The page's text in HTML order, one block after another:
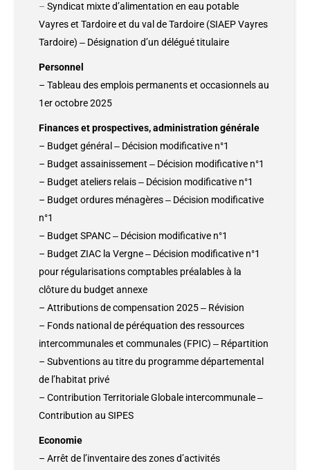
–Syndicat mixte d’alimentation en eau potable
Vayres et Tardoire et du val de Tardoire (SIAEP Vayres
Tardoire) ‒ Désignation d’un délégué titulaire
Personnel
– Tableau des emplois permanents et occasionnels au
1er octobre 2025
Finances et prospectives, administration générale
– Budget général ‒ Décision modificative n°1
– Budget assainissement ‒ Décision modificative n°1
– Budget ateliers relais ‒ Décision modificative n°1
– Budget ordures ménagères ‒ Décision modificative
n°1
– Budget SPANC ‒ Décision modificative n°1
– Budget ZIAC la Vergne ‒ Décision modificative n°1
pour régularisations comptables préalables à la
clôture du budget annexe
– Attributions de compensation 2025 ‒ Révision
– Fonds national de péréquation des ressources
intercommunales et communales (FPIC) ‒ Répartition
– Subventions au titre du programme départemental
de l’habitat privé
– Contribution Territoriale Globale intercommunale ‒
Contribution au SIPES
Economie
– Arrêt de l’inventaire des zones d’activités